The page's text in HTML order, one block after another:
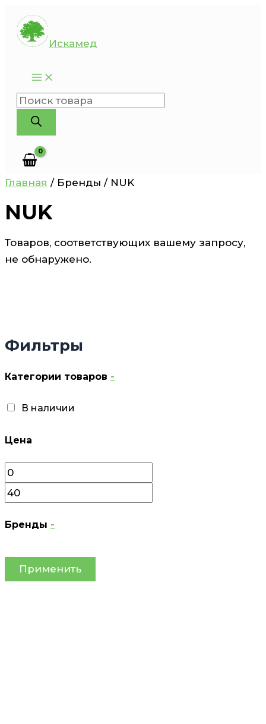
Перейти
содержимому
Искамед
Поиск
товаров
Фильтры
Категории товаров -
В наличии
Цена
Бренды -
Применить
Главная / Бренды / NUK
NUK
Товаров, соответствующих вашему запросу,
не обнаружено.